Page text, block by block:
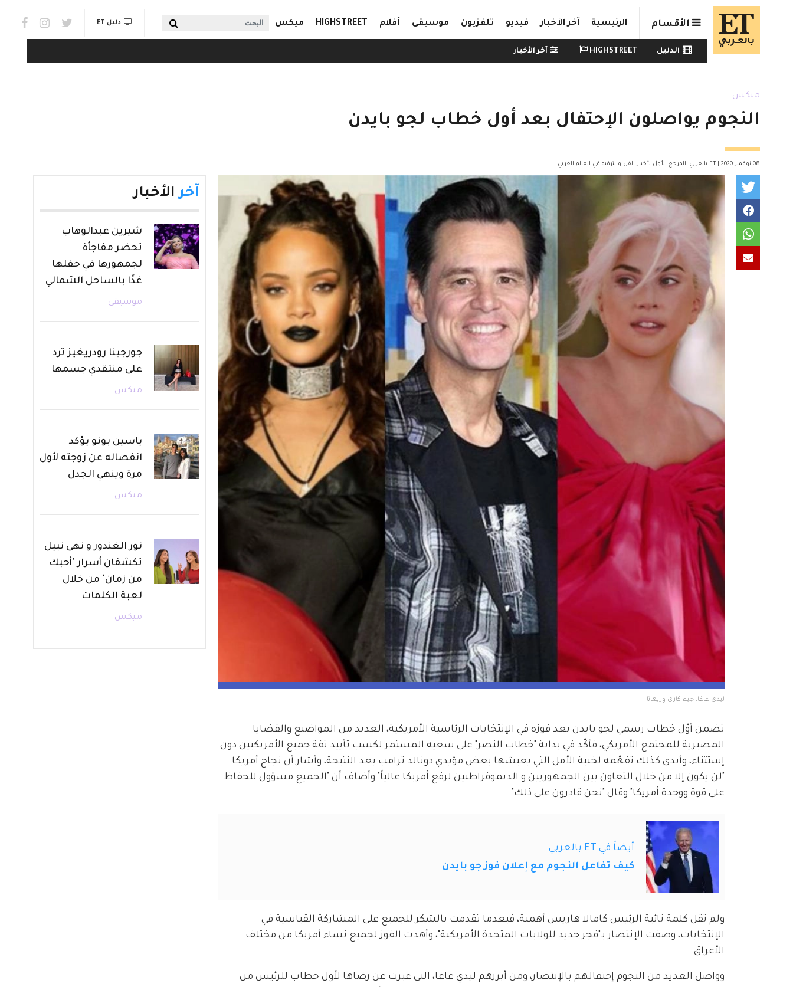
Skip to main content
الأقسام الرئيسية آخر الأخبار فيديو تلفزيون موسيقى أفلام HIGHSTREET ميكس البحث links & Watch
دليل ET
Watch menu
الدليل HIGHSTREET آخر الأخبار
ميكس
النجوم يواصلون الإحتفال بعد أول خطاب لجو بايدن
08 نوفمبر 2020 | ET بالعربي: المرجع الأول لأخبار الفن والترفيه في العالم العربي
ليدي غاغا، جيم كاري وريهانا
تضمن أوّل خطاب رسمي لجو بايدن بعد فوزه في الإنتخابات الرئاسية الأمريكية، العديد من المواضيع والقضايا
المصيرية للمجتمع الأمريكي، فأكّد في بداية "خطاب النصر" على سعيه المستمر لكسب تأييد ثقة جميع الأمريكيين دون
إستثناء، وأبدى كذلك تفهّمه لخيبة الأمل التي يعيشها بعض مؤيدي دونالد ترامب بعد النتيجة، وأشار أن نجاح أمريكا
"لن يكون إلا من خلال التعاون بين الجمهوريين و الديموقراطيين لرفع أمريكا عالياً" وأضاف أن "الجميع مسؤول للحفاظ
على قوة ووحدة أمريكا" وقال "نحن قادرون على ذلك".
أيضاً في ET بالعربي
كيف تفاعل النجوم مع إعلان فوز جو بايدن
ولم تقل كلمة نائبة الرئيس كامالا هاريس أهمية، فبعدما تقدمت بالشكر للجميع على المشاركة القياسية في
الإنتخابات، وصفت الإنتصار بـ"فجر جديد للولايات المتحدة الأمريكية"، وأهدت الفوز لجميع نساء أمريكا من مختلف
الأعراق.
وواصل العديد من النجوم إحتفالهم بالإنتصار، ومن أبرزهم ليدي غاغا، التي عبرت عن رضاها لأول خطاب للرئيس من
آخر الأخبار
شيرين عبدالوهاب
تحضر مفاجأة
لجمهورها في حفلها
غدًا بالساحل الشمالي
موسيقى
جورجينا رودريغيز ترد
على منتقدي جسمها
ميكس
ياسين بونو يؤكد
انفصاله عن زوجته لأول
مرة وينهي الجدل
ميكس
نور الغندور و نهى نبيل
تكشفان أسرار "أحبك
من زمان" من خلال
لعبة الكلمات
ميكس